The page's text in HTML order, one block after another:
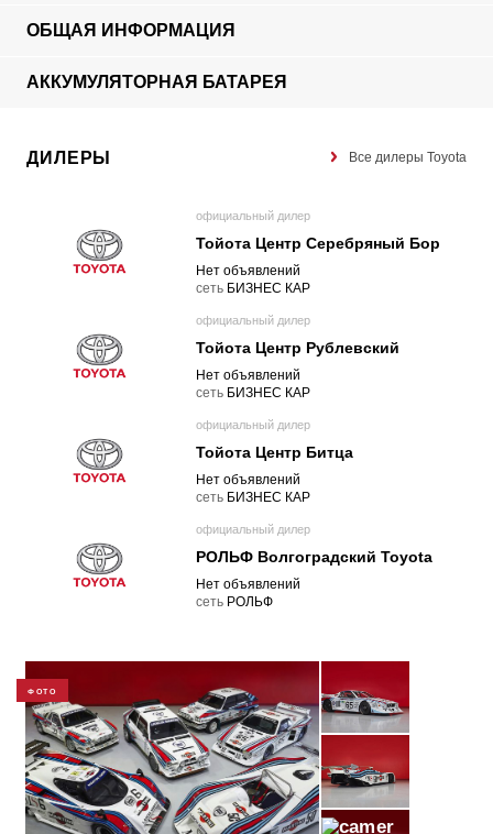
ОБЩАЯ ИНФОРМАЦИЯ
АККУМУЛЯТОРНАЯ БАТАРЕЯ
ДИЛЕРЫ Все дилеры Toyota
официальный дилер
Тойота Центр Серебряный Бор
Нет объявлений
cеть БИЗНЕС КАР
официальный дилер
Тойота Центр Рублевский
Нет объявлений
cеть БИЗНЕС КАР
официальный дилер
Тойота Центр Битца
Нет объявлений
cеть БИЗНЕС КАР
официальный дилер
РОЛЬФ Волгоградский Toyota
Нет объявлений
cеть РОЛЬФ
ФОТО